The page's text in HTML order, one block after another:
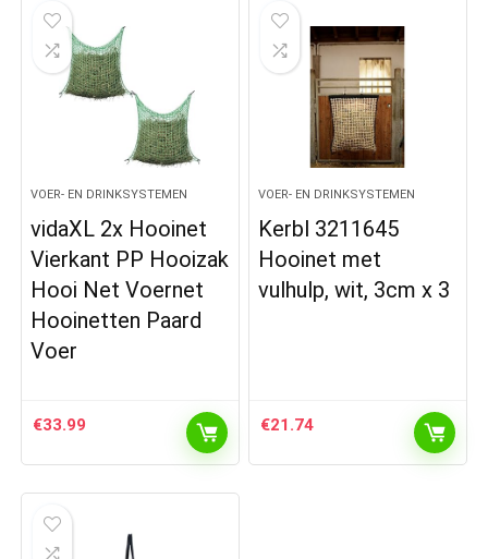
VOER- EN DRINKSYSTEMEN
vidaXL 2x Hooinet
Vierkant PP Hooizak
Hooi Net Voernet
Hooinetten Paard
Voer
€33.99
VOER- EN DRINKSYSTEMEN
Kerbl 3211645
Hooinet met
vulhulp, wit, 3cm x 3
€21.74